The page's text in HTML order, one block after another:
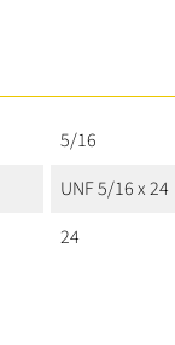
5/16
UNF 5/16 x 24
24